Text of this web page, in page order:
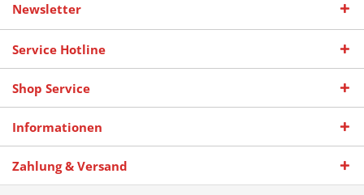
Newsletter
Service Hotline
Shop Service
Informationen
Zahlung & Versand